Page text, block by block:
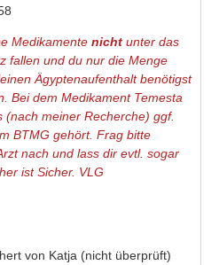
Medikamente nicht unter das
fallen und du nur die Menge
Ägyptenaufenthalt benötigst
Bei dem Medikament Temesta
meiner Recherche) ggf.
BTMG gehört. Frag bitte
nach und lass dir evtl. sogar
ist Sicher. VLG
von Katja (nicht überprüft)